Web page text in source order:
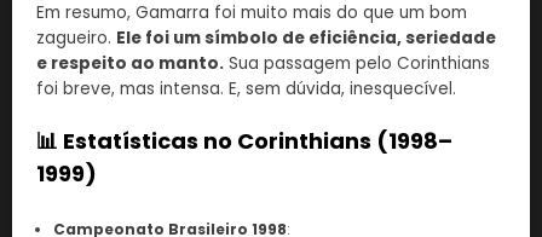
Em resumo, Gamarra foi muito mais do que um bom
zagueiro. Ele foi um símbolo de eficiência, seriedade
e respeito ao manto. Sua passagem pelo Corinthians
foi breve, mas intensa. E, sem dúvida, inesquecível.
📊 Estatísticas no Corinthians (1998–
1999)
Campeonato Brasileiro 1998: